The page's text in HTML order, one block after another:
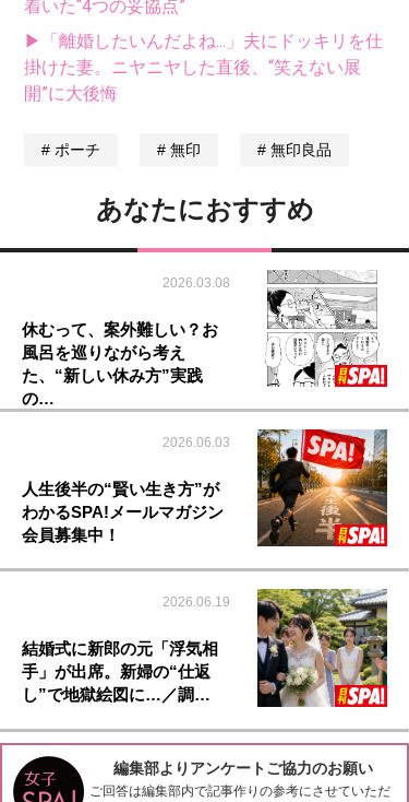
着いた“4つの妥協点”
▶「離婚したいんだよね...」夫にドッキリを仕
掛けた妻。ニヤニヤした直後、“笑えない展
開”に大後悔
ポーチ 無印 無印良品
あなたにおすすめ
2026.03.08
休むって、案外難しい？お
風呂を巡りながら考え
た、“新しい休み方”実践
の…
2026.06.03
人生後半の“賢い生き方”が
わかるSPA!メールマガジン
会員募集中！
2026.06.19
結婚式に新郎の元「浮気相
手」が出席。新婦の“仕返
し”で地獄絵図に…／調…